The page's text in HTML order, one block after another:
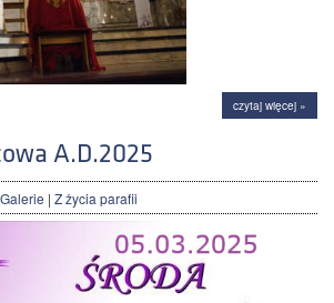
czytaj więcej »
A.D.2025
Galerie | Z życia parafii